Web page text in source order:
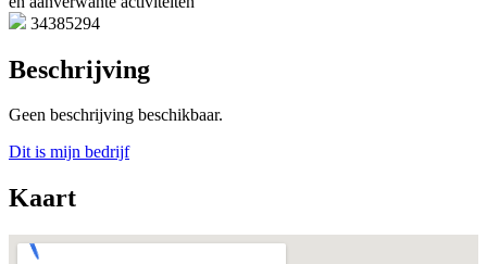
34385294
Beschrijving
Geen beschrijving beschikbaar.
Dit is mijn bedrijf
Kaart